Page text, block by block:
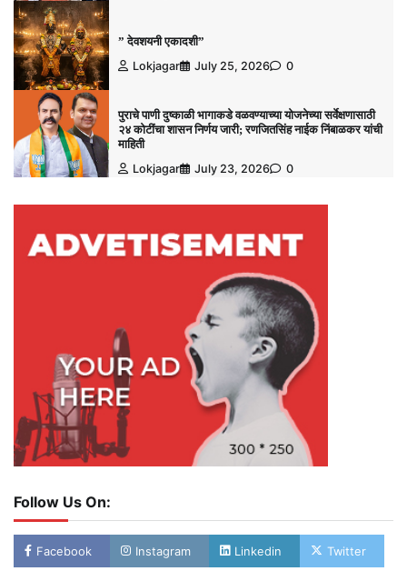
” देवशयनी एकादशी”
Lokjagar
July 25, 2026 0
पुराचे पाणी दुष्काळी भागाकडे वळवण्याच्या योजनेच्या सर्वेक्षणासाठी
२४ कोटींचा शासन निर्णय जारी; रणजितसिंह नाईक निंबाळकर यांची
माहिती
Lokjagar
July 23, 2026 0
Follow Us On:
Facebook Instagram Linkedin Twitter